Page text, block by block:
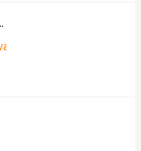
NATURE
Nature)